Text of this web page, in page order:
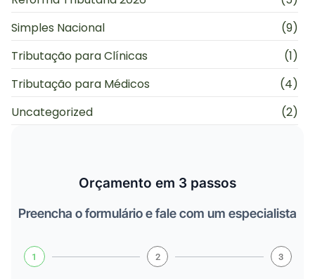
Simples Nacional
(9)
Tributação para Clínicas
(1)
Tributação para Médicos
(4)
Uncategorized
(2)
Orçamento em 3 passos
Preencha o formulário e fale com um especialista
1 2 3